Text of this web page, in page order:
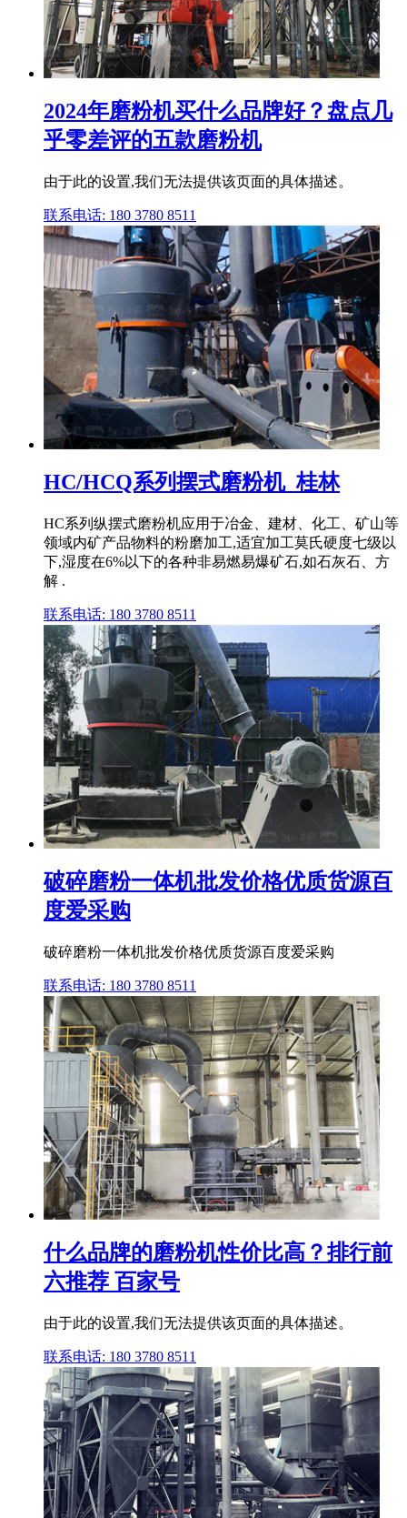
2024年磨粉机买什么品牌好？盘点几
乎零差评的五款磨粉机
由于此的设置,我们无法提供该页面的具体描述。
联系电话: 180 3780 8511
HC/HCQ系列摆式磨粉机_桂林
HC系列纵摆式磨粉机应用于冶金、建材、化工、矿山等
领域内矿产品物料的粉磨加工,适宜加工莫氏硬度七级以
下,湿度在6%以下的各种非易燃易爆矿石,如石灰石、方
解 .
联系电话: 180 3780 8511
破碎磨粉一体机批发价格优质货源百
度爱采购
破碎磨粉一体机批发价格优质货源百度爱采购
联系电话: 180 3780 8511
什么品牌的磨粉机性价比高？排行前
六推荐 百家号
由于此的设置,我们无法提供该页面的具体描述。
联系电话: 180 3780 8511